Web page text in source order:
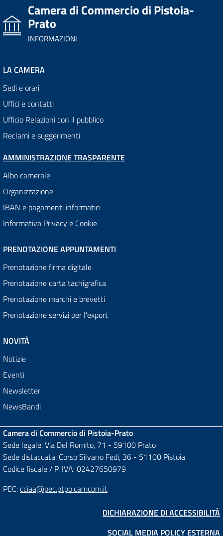
Camera di Commercio di Pistoia-
Prato
INFORMAZIONI
LA CAMERA
Sedi e orari
Uffici e contatti
Ufficio Relazioni con il pubblico
Reclami e suggerimenti
AMMINISTRAZIONE TRASPARENTE
Albo camerale
Organizzazione
IBAN e pagamenti informatici
Informativa Privacy e Cookie
PRENOTAZIONE APPUNTAMENTI
Prenotazione firma digitale
Prenotazione carta tachigrafica
Prenotazione marchi e brevetti
Prenotazione servizi per l'export
NOVITÀ
Notizie
Eventi
Newsletter
NewsBandi
Camera di Commercio di Pistoia-Prato
Sede legale: Via Del Romito, 71 - 59100 Prato
Sede distaccata: Corso Silvano Fedi, 36 - 51100 Pistoia
Codice fiscale / P. IVA: 02427650979
PEC:cciaa@pec.ptpo.camcom.it
DICHIARAZIONE DI ACCESSIBILITÀ
SOCIAL MEDIA POLICY ESTERNA